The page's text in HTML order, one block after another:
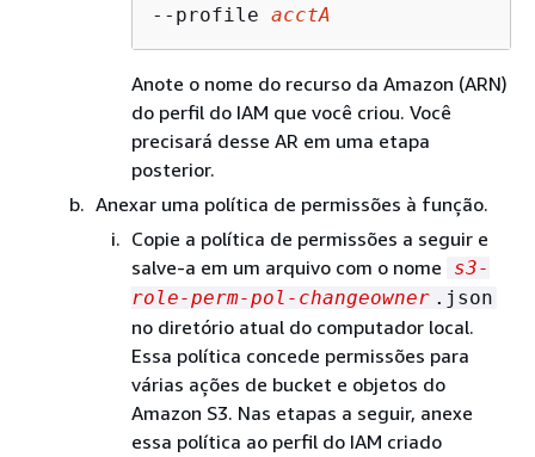
--profile acctA
Anote o nome do recurso da Amazon (ARN)
do perfil do IAM que você criou. Você
precisará desse AR em uma etapa
posterior.
Anexar uma política de permissões à função.
Copie a política de permissões a seguir e
salve-a em um arquivo com o nome
s3-
role-perm-pol-changeowner .json
no diretório atual do computador local.
Essa política concede permissões para
várias ações de bucket e objetos do
Amazon S3. Nas etapas a seguir, anexe
essa política ao perfil do IAM criado